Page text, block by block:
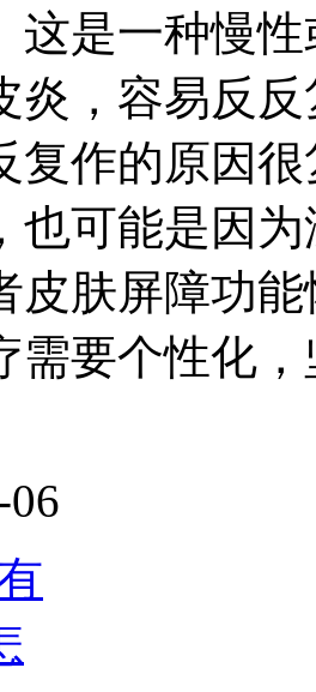
这是一种慢
炎，容易反
复作的原因
也可能是因
皮肤屏障功
需要个性化
06